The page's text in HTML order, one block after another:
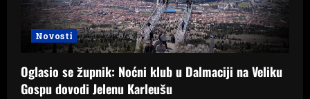
Novosti
Oglasio se župnik: Noćni klub u Dalmaciji na Veliku
Gospu dovodi Jelenu Karleušu